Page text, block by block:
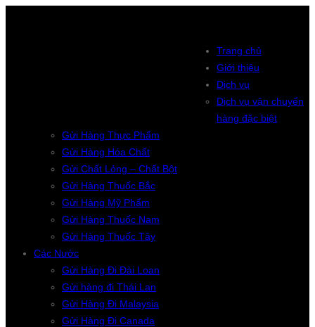
Trang chủ
Giới thiệu
Dịch vụ
Dịch vụ vận chuyển
hàng đặc biệt
Gửi Hàng Thực Phẩm
Gửi Hàng Hóa Chất
Gửi Chất Lỏng – Chất Bột
Gửi Hàng Thuốc Bắc
Gửi Hàng Mỹ Phẩm
Gửi Hàng Thuốc Nam
Gửi Hàng Thuốc Tây
Các Nước
Gửi Hàng Đi Đài Loan
Gửi hàng đi Thái Lan
Gửi Hàng Đi Malaysia
Gửi Hàng Đi Canada